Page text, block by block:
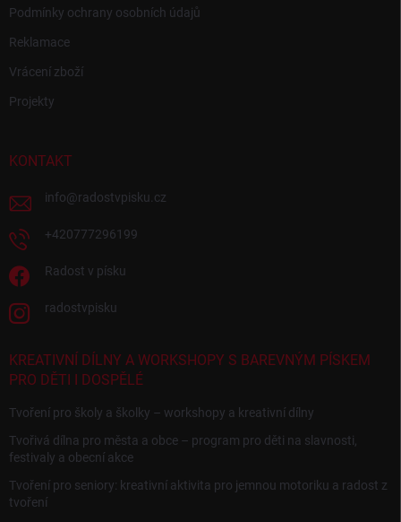
Podmínky ochrany osobních údajů
Reklamace
Vrácení zboží
Projekty
KONTAKT
info@radostvpisku.cz
+420777296199
Radost v písku
radostvpisku
KREATIVNÍ DÍLNY A WORKSHOPY S BAREVNÝM PÍSKEM
PRO DĚTI I DOSPĚLÉ
Tvoření pro školy a školky – workshopy a kreativní dílny
Tvořivá dílna pro města a obce – program pro děti na slavnosti,
festivaly a obecní akce
Tvoření pro seniory: kreativní aktivita pro jemnou motoriku a radost z
tvoření